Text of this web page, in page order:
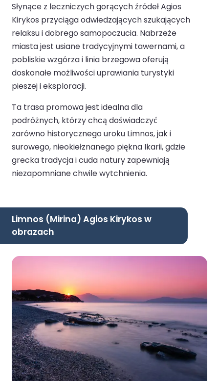
Słynące z leczniczych gorących źródeł Agios
Kirykos przyciąga odwiedzających szukających
relaksu i dobrego samopoczucia. Nabrzeże
miasta jest usiane tradycyjnymi tawernami, a
pobliskie wzgórza i linia brzegowa oferują
doskonałe możliwości uprawiania turystyki
pieszej i eksploracji.
Ta trasa promowa jest idealna dla
podróżnych, którzy chcą doświadczyć
zarówno historycznego uroku Limnos, jak i
surowego, nieokiełznanego piękna Ikarii, gdzie
grecka tradycja i cuda natury zapewniają
niezapomniane chwile wytchnienia.
Limnos (Mirina) Agios Kirykos w
obrazach